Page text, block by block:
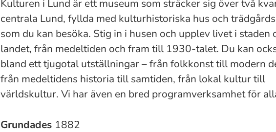
Kulturen i Lund är ett museum som sträcker sig över två
centrala Lund, fyllda med kulturhistoriska hus och
som du kan besöka. Stig in i husen och upplev livet i staden
landet, från medeltiden och fram till 1930-talet. Du kan
bland ett tjugotal utställningar – från folkkonst till modern
från medeltidens historia till samtiden, från lokal kultur till
världskultur. Vi har även en bred programverksamhet för
Grundades 1882